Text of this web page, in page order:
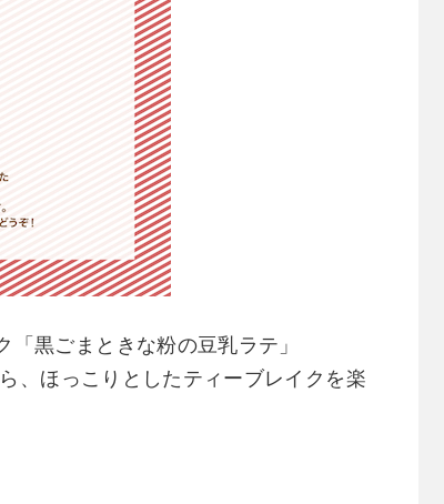
黒ごまときな粉の豆乳ラテ」
、ほっこりとしたティーブレイクを楽